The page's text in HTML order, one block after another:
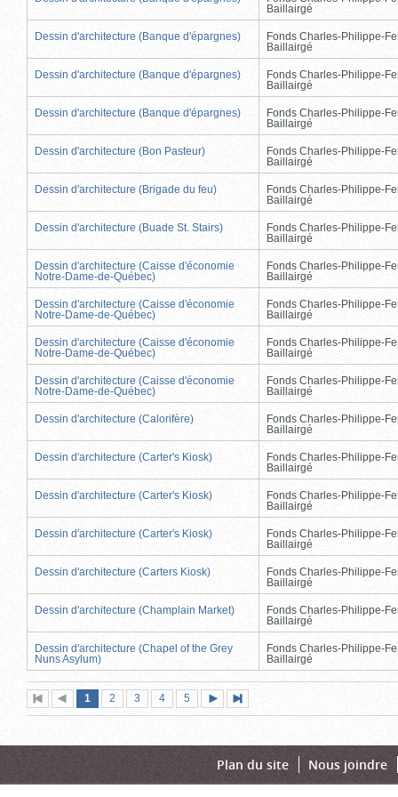
Baillairgé
Dessin d'architecture (Banque d'épargnes)
Fonds Charles-Philippe-
Baillairgé
Dessin d'architecture (Banque d'épargnes)
Fonds Charles-Philippe-
Baillairgé
Dessin d'architecture (Banque d'épargnes)
Fonds Charles-Philippe-
Baillairgé
Dessin d'architecture (Bon Pasteur)
Fonds Charles-Philippe-
Baillairgé
Dessin d'architecture (Brigade du feu)
Fonds Charles-Philippe-
Baillairgé
Dessin d'architecture (Buade St. Stairs)
Fonds Charles-Philippe-
Baillairgé
Dessin d'architecture (Caisse d'économie
Notre-Dame-de-Québec)
Fonds Charles-Philippe-
Baillairgé
Dessin d'architecture (Caisse d'économie
Notre-Dame-de-Québec)
Fonds Charles-Philippe-
Baillairgé
Dessin d'architecture (Caisse d'économie
Notre-Dame-de-Québec)
Fonds Charles-Philippe-
Baillairgé
Dessin d'architecture (Caisse d'économie
Notre-Dame-de-Québec)
Fonds Charles-Philippe-
Baillairgé
Dessin d'architecture (Calorifère)
Fonds Charles-Philippe-
Baillairgé
Dessin d'architecture (Carter's Kiosk)
Fonds Charles-Philippe-
Baillairgé
Dessin d'architecture (Carter's Kiosk)
Fonds Charles-Philippe-
Baillairgé
Dessin d'architecture (Carter's Kiosk)
Fonds Charles-Philippe-
Baillairgé
Dessin d'architecture (Carters Kiosk)
Fonds Charles-Philippe-
Baillairgé
Dessin d'architecture (Champlain Market)
Fonds Charles-Philippe-
Baillairgé
Dessin d'architecture (Chapel of the Grey
Nuns Asylum)
Fonds Charles-Philippe-
Baillairgé
Première
page
Page
précédente
Page
1 (page
actuelle)
Page
2 Page
3 Page
4 Page
5
suivante
page
Plan du site Nous joindre